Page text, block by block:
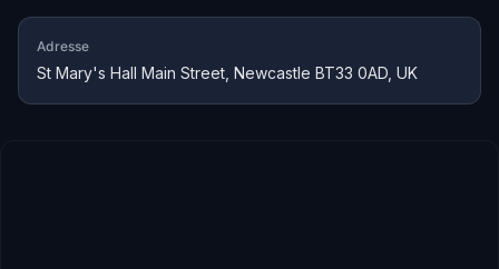
Adresse
St Mary's Hall Main Street, Newcastle BT33 0AD, UK